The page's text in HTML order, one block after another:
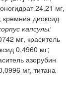
24,21 мг,
кремния диоксид
капсулы:
мг, краситель
0,4960 мг;
азорубин
мг, титана